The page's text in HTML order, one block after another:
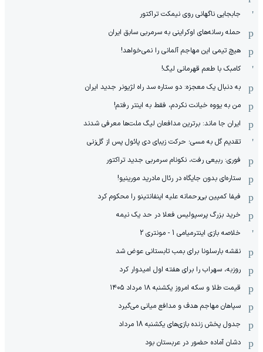
جابجایی ناگهانی روی نیمکت تراکتور
حمله رسانه‌های اوکراینی به سرمربی سابق ایران
هیچ‌ تیمی این مهاجم آلمانی را نمی‌خواهد!
کامبک با طعم قهرمانی لیگ!
به دنبال یک معجزه: دو ستاره سد راه لژیونر جدید ایران
من به یووه خیانت نکردم، فقط به اینتر رفتم!
ایران جا ماند: برترین مدافعان لیگ ملت‌ها معرفی شدند
تقدیم گل به مسی؛ حرکت زیبای دی پائول پس از گل‌زنی
فوری: ربیعی رفت، نکونام سرمربی جدید تراکتور
ستاره‌ای بدون جایگاه در رئال مادرید مورینیو!
فیفا کمپین بی‌رحمانه علیه اینفانتینو را محکوم کرد
خرید بزرگ پرسپولیس فعلا در حد یک نیمه
خلاصه بازی اینترمیامی 1 - مونتری 2
نقشه بارسلونا برای بمب تابستانی عوض شد
روزبه، سهراب را برای هفته اول امیدوار کرد
قیمت طلا و سکه امروز یکشنبه ۱۸ مرداد ۱۴۰۵
سپاهان مهاجم هدف و مدافع میانی می‌گیرد
جدول پخش زنده بازی‌های یکشنبه 18 مرداد
دشان آماده حضور در عربستان بود